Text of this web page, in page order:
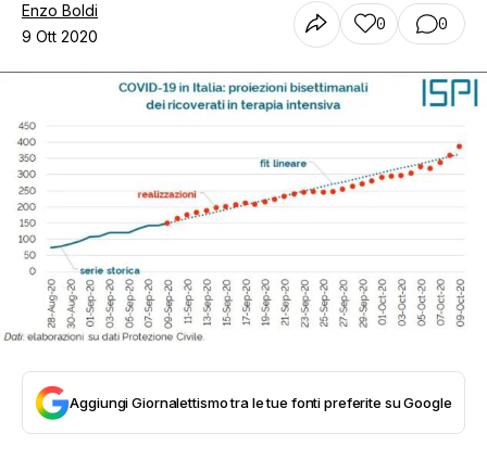
Enzo Boldi
9 Ott 2020
0 0
Aggiungi Giornalettismo tra le tue fonti preferite su Google